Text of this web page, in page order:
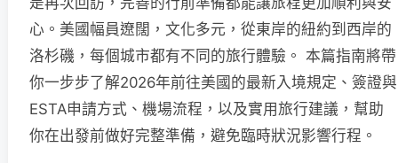
心。美國幅員遼闊，文化多元，從東岸的紐約到西岸的
洛杉磯，每個城市都有不同的旅行體驗。 本篇指南將帶
你一步步了解2026年前往美國的最新入境規定、簽證與
ESTA申請方式、機場流程，以及實用旅行建議，幫助
你在出發前做好完整準備，避免臨時狀況影響行程。